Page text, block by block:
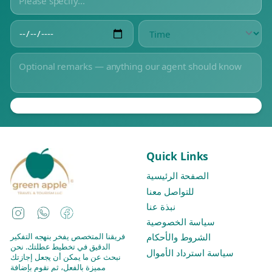
Instagram
WhatsAppFacebook
فريقنا المتخصص يفخر بنهجه التفكير
الدقيق في تخطيط عطلتك. نحن
نبحث عن ما يمكن أن يجعل إجازتك
مميزة بالفعل، ثم نقوم بإضافة
Quick Links
الصفحة الرئيسية
للتواصل معنا
نبذة عنا
سياسة الخصوصية
الشروط والأحكام
سياسة استرداد الأموال